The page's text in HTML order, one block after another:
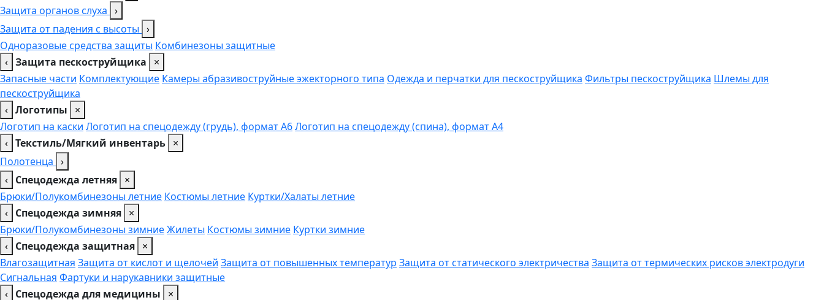
Защита органов слуха ›
Защита от падения с высоты ›
Одноразовые средства защиты Комбинезоны защитные
‹ Защита пескоструйщика
×
Запасные части Комплектующие Камеры абразивоструйные эжекторного типа Одежда и перчатки для пескоструйщика Фильтры пескоструйщика Шлемы для
пескоструйщика
‹ Логотипы
×
Логотип на каски Логотип на спецодежду (грудь), формат А6Логотип на спецодежду (спина), формат А4
‹ Текстиль/Мягкий инвентарь ×
Полотенца ›
‹ Спецодежда летняя ×
Брюки/Полукомбинезоны летние Костюмы летние Куртки/Халаты летние
‹ Спецодежда зимняя ×
Брюки/Полукомбинезоны зимниеЖилеты Костюмы зимние Куртки зимние
‹ Спецодежда защитная ×
Влагозащитная Защита от кислот и щелочей Защита от повышенных температур Защита от статического электричества Защита от термических рисков электродуги
Сигнальная Фартуки и нарукавники защитные
‹ Спецодежда для медицины ×